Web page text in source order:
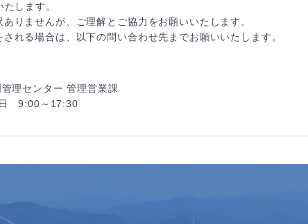
します。
りませんが、ご理解とご協力をお願いいたします。
れる場合は、以下の問い合わせ先までお願いいたします。
理センター 管理営業課
9:00～17:30